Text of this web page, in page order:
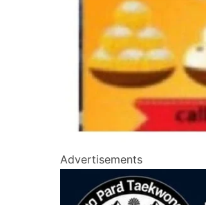
Advertisements